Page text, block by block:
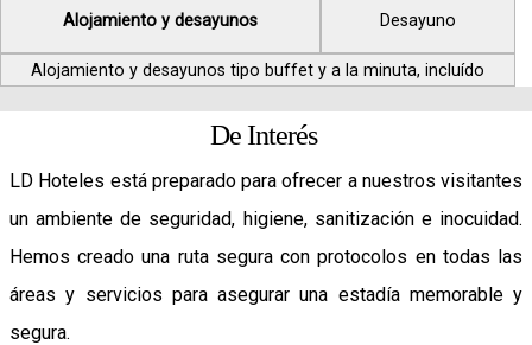
Alojamiento y desayunos Desayuno
Alojamiento y desayunos tipo buffet y a la minuta, incluído
De Interés
LD Hoteles está preparado para ofrecer a nuestros visitantes
un ambiente de seguridad, higiene, sanitización e inocuidad.
Hemos creado una ruta segura con protocolos en todas las
áreas y servicios para asegurar una estadía memorable y
segura.